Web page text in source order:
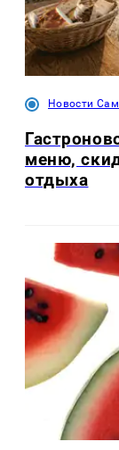
Новости
меню,
отдыха